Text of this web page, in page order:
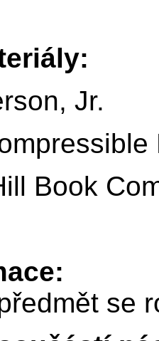
Jr.
Book
se